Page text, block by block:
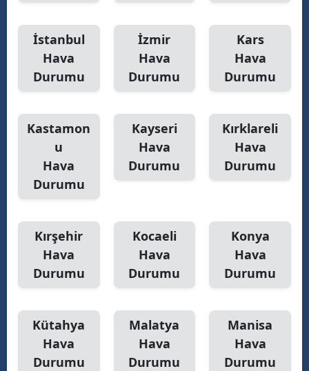
İstanbul
Hava
Durumu
İzmir
Hava
Durumu
Kars
Hava
Durumu
Kastamon
u
Hava
Durumu
Kayseri
Hava
Durumu
Kırklareli
Hava
Durumu
Kırşehir
Hava
Durumu
Kocaeli
Hava
Durumu
Konya
Hava
Durumu
Kütahya
Hava
Durumu
Malatya
Hava
Durumu
Manisa
Hava
Durumu